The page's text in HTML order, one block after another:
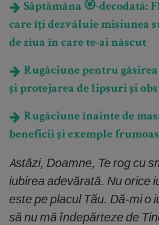
Săptămâna 🏵️-decodată:
care îți dezvăluie misiunea
de ziua în care te-ai născut
Rugăciune pentru
și protejarea de lipsuri și
Rugăciune înainte de
beneficii și exemple
Astăzi, Doamne, Te rog cu
iubirea adevărată. Nu orice
este pe placul Tău. Dă-mi o
să nu mă îndepărteze de